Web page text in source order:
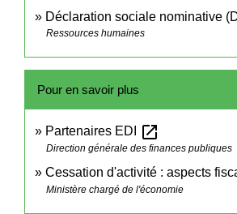
Déclaration sociale nominative
Ressources humaines
Pour en savoir plus
Partenaires EDI open_in_new
Direction générale des finances publiques
Cessation d'activité : aspects
Ministère chargé de l'économie